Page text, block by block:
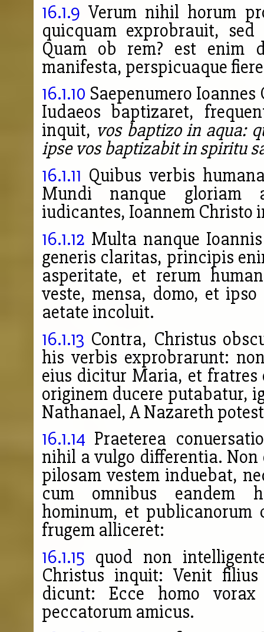
16.1.9 Verum nihil horum
quicquam exprobrauit,
Quam ob rem? est enim
manifesta, perspicuaque
16.1.10 Saepenumero
Iudaeos baptizaret,
inquit, vos baptizo in aqua:
ipse vos baptizabit in spiritu
16.1.11 Quibus verbis
Mundi nanque gloriam
iudicantes, Ioannem
16.1.12 Multa nanque
generis claritas, principis
asperitate, et rerum
veste, mensa, domo, et
aetate incoluit.
16.1.13 Contra, Christus
his verbis exprobrarunt:
eius dicitur Maria, et fratres
originem ducere putabatur,
Nathanael, A Nazareth
16.1.14 Praeterea
nihil a vulgo differentia.
pilosam vestem induebat,
cum omnibus eandem
hominum, et publicanorum
frugem alliceret:
16.1.15 quod non
Christus inquit: Venit
dicunt: Ecce homo
peccatorum amicus.